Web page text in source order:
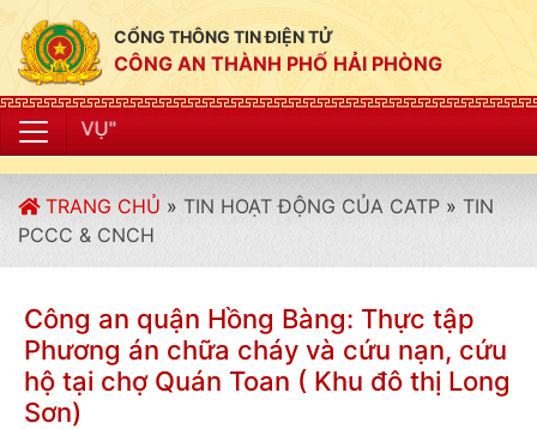
CỔNG THÔNG TIN ĐIỆN TỬ
CÔNG AN THÀNH PHỐ HẢI PHÒNG
TRANG CHỦ » TIN HOẠT ĐỘNG CỦA CATP » TIN
PCCC & CNCH
Công an quận Hồng Bàng: Thực tập
Phương án chữa cháy và cứu nạn, cứu
hộ tại chợ Quán Toan ( Khu đô thị Long
Sơn)